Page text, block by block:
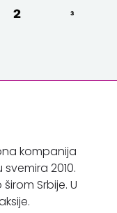
2 3
kompanija
2010.
Srbije. U